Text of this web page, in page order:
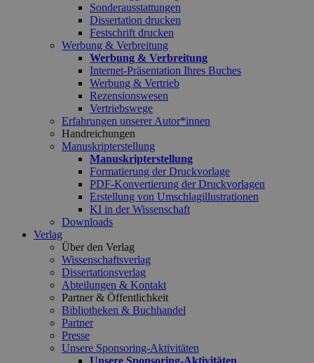
Sonderausstattungen
Dissertation drucken
Festschrift drucken
Werbung & Verbreitung
Werbung & Verbreitung
Internet-Präsentation Ihres Buches
Werbung & Vertrieb
Rezensionswesen
Vertriebswege
Erfahrungen unserer Autor*innen
Handreichungen
Manuskripterstellung
Manuskripterstellung
Formatierung der Druckvorlage
PDF-Konvertierung der Druckvorlagen
Erstellung von Umschlagillustrationen
KI in der Wissenschaft
Downloads
Verlag
Über den Verlag
Wissenschaftsverlag
Dissertationsverlag
Abteilungen & Kontakt
Partner & Öffentlichkeit
Bibliotheken & Buchhandel
Partner
Presse
Unsere Sponsoring-Aktivitäten
Unsere Sponsoring-Aktivitäten